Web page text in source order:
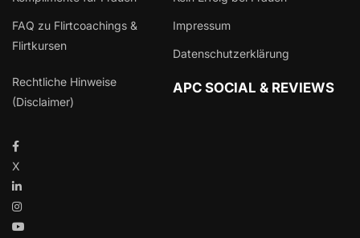
FAQ zu Flirtcoachings &
Flirtkursen
Impressum
Datenschutzerklärung
Rechtliche Hinweise
(Disclaimer)
APC SOCIAL & REVIEWS
X